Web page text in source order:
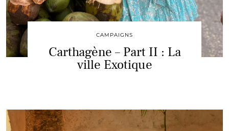
CAMPAIGNS
Carthagène – Part II : La
ville Exotique